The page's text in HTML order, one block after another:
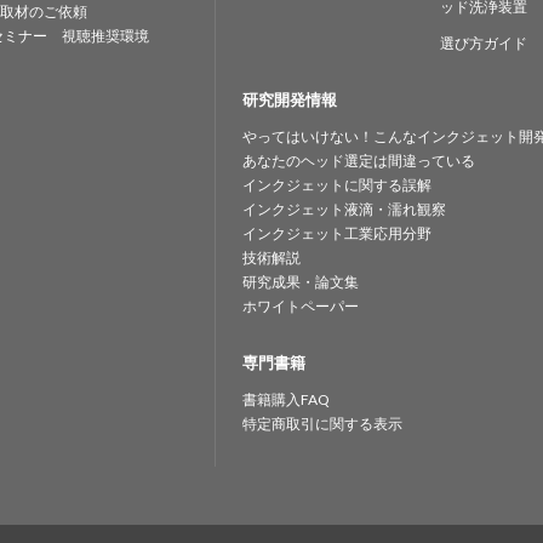
材のご依頼
ミナー 視聴推奨環境
ッド洗浄装置
選び方ガイド
研究開発情報
やってはいけない！こんなインクジェット開
あなたのヘッド選定は間違っている
インクジェットに関する誤解
インクジェット液滴・濡れ観察
インクジェット工業応用分野
技術解説
研究成果・論文集
ホワイトペーパー
専門書籍
書籍購入FAQ
特定商取引に関する表示